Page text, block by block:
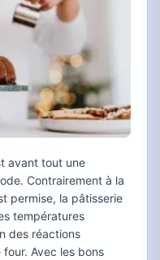
avant tout une
Contrairement à la
permise, la pâtisserie
températures
des réactions
Avec les bons